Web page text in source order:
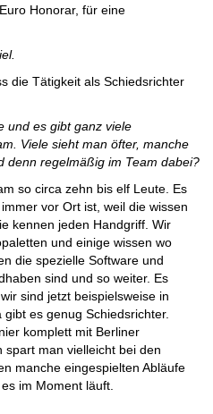
Honorar, für eine
die Tätigkeit als Schiedsrichter
und es gibt ganz viele
Viele sieht man öfter, manche
denn regelmäßig im Team dabei?
so circa zehn bis elf Leute. Es
vor Ort ist, weil die wissen
kennen jeden Handgriff. Wir
und einige wissen wo
die spezielle Software und
sind und so weiter. Es
sind jetzt beispielsweise in
es genug Schiedsrichter.
komplett mit Berliner
spart man vielleicht bei den
manche eingespielten Abläufe
im Moment läuft.